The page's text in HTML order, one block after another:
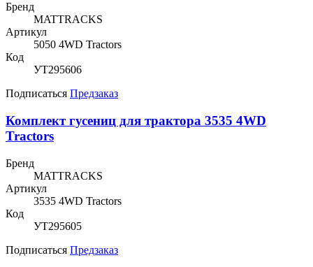
Бренд
MATTRACKS
Артикул
5050 4WD Tractors
Код
УТ295606
Подписаться Предзаказ
Комплект гусениц для трактора 3535 4WD
Tractors
Бренд
MATTRACKS
Артикул
3535 4WD Tractors
Код
УТ295605
Подписаться Предзаказ